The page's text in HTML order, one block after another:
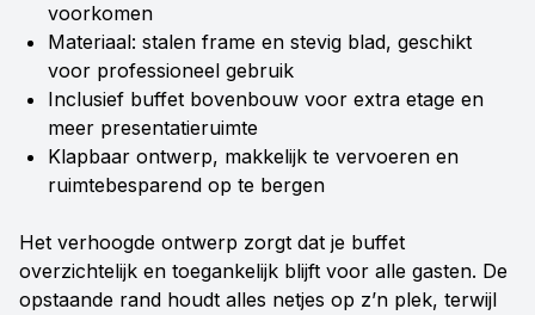
voorkomen
Materiaal: stalen frame en stevig blad, geschikt
voor professioneel gebruik
Inclusief buffet bovenbouw voor extra etage en
meer presentatieruimte
Klapbaar ontwerp, makkelijk te vervoeren en
ruimtebesparend op te bergen
Het verhoogde ontwerp zorgt dat je buffet
overzichtelijk en toegankelijk blijft voor alle gasten. De
opstaande rand houdt alles netjes op z’n plek, terwijl